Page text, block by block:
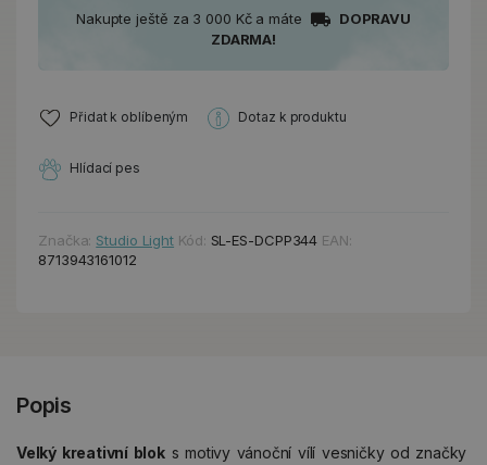
Nakupte ještě za 3 000 Kč a máte
DOPRAVU
ZDARMA!
Přidat k oblíbeným Dotaz k produktu
Hlídací pes
Značka: Studio Light Kód: SL-ES-DCPP344 EAN:
8713943161012
Popis
Velký kreativní bloks motivy vánoční vílí vesničky od značky